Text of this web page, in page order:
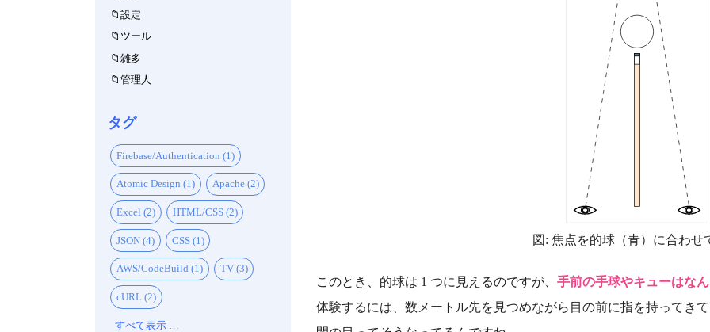
設定
ツール
雑多
管理人
タグ
Firebase/Authentication (1)
Atomic Design (1) Apache (2)
Excel (2) HTML/CSS (2)
JSON (4) CSS (1)
AWS/CodeBuild (1) TV (3)
cURL (2)
すべて表示 …
図: 焦点を的球（青）に合わせ
このとき、的球は 1 つに見えるのですが、手前の手球やキューはな
体験するには、数メートル先を見つめながら目の前に指を持ってき